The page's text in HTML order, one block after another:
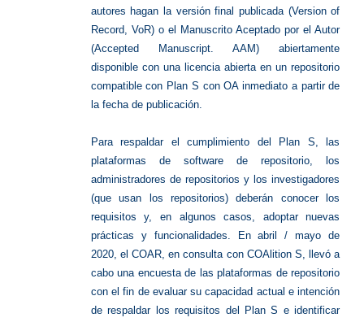
autores hagan la versión final publicada (Version of
Record, VoR) o el Manuscrito Aceptado por el Autor
(Accepted Manuscript. AAM) abiertamente
disponible con una licencia abierta en un repositorio
compatible con Plan S con OA inmediato a partir de
la fecha de publicación.
Para respaldar el cumplimiento del Plan S, las
plataformas de software de repositorio, los
administradores de repositorios y los investigadores
(que usan los repositorios) deberán conocer los
requisitos y, en algunos casos, adoptar nuevas
prácticas y funcionalidades. En abril / mayo de
2020, el COAR, en consulta con COAlition S, llevó a
cabo una encuesta de las plataformas de repositorio
con el fin de evaluar su capacidad actual e intención
de respaldar los requisitos del Plan S e identificar